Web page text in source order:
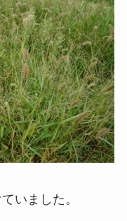
いました。